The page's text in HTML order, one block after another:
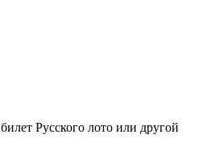
Русского лото или другой